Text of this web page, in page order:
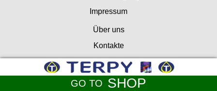
Impressum
Über uns
Kontakte
FAQ
Bewertungen senden
GO TO SHOP